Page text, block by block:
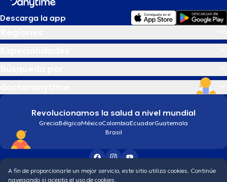
Descarga la app
Revolucionamos la salud a nivel mundial
GreciaBélgicaMéxicoColombiaEcuadorGuatemala
Brasil
Condiciones generales Política de protección de los datos personales
A fin de proporcionarle un mejor servicio, este sitio utiliza cookies. Continúe
navegando si acepta el uso de cookies.